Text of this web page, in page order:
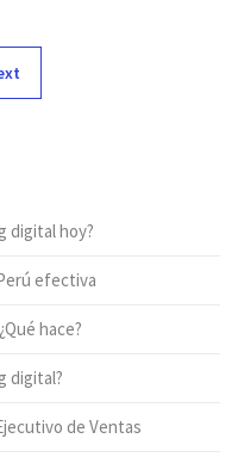
digital hoy?
efectiva
hace?
digital?
de Ventas